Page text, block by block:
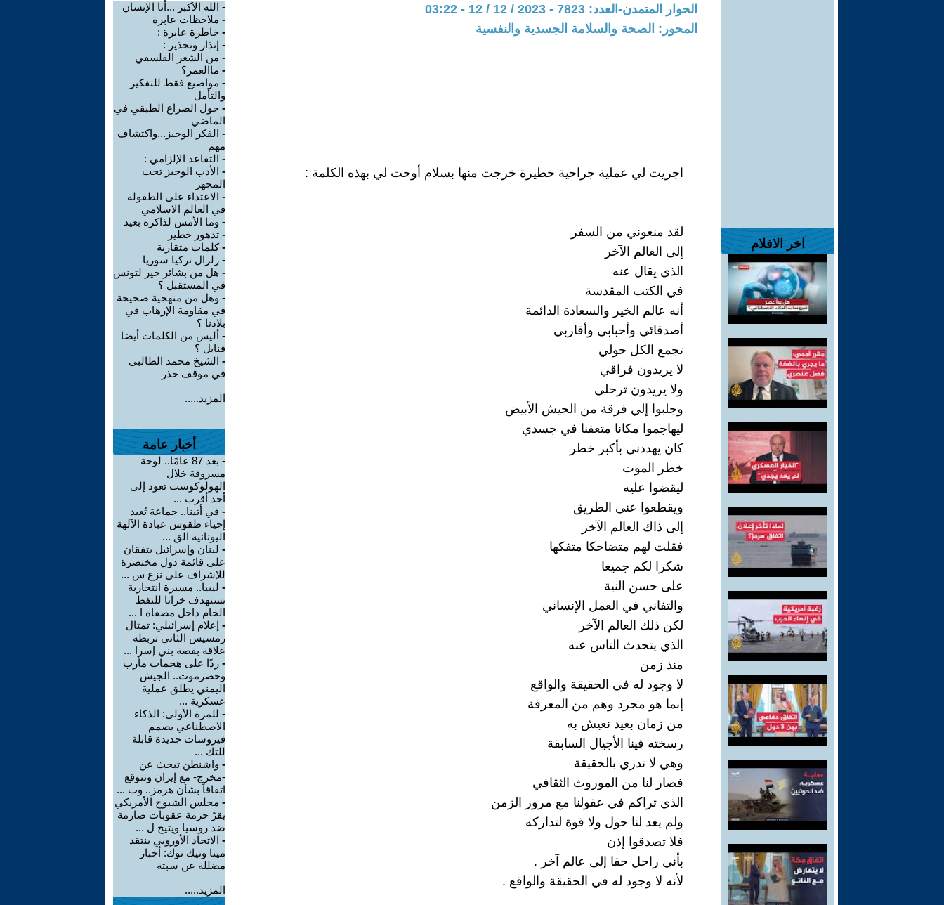
اخر الافلام
الحوار المتمدن-العدد: 7823 - 2023 / 12 / 12 - 03:22
المحور: الصحة والسلامة الجسدية والنفسية
اجريت لي عملية جراحية خطيرة خرجت منها بسلام أوحت لي بهذه الكلمة :
لقد منعوني من السفر
إلى العالم الآخر
الذي يقال عنه
في الكتب المقدسة
أنه عالم الخير والسعادة الدائمة
أصدقائي وأحبابي وأقاربي
تجمع الكل حولي
لا يريدون فراقي
ولا يريدون ترحلي
وجلبوا إلي فرقة من الجيش الأبيض
ليهاجموا مكانا متعفنا في جسدي
كان يهددني بأكبر خطر
خطر الموت
ليقضوا عليه
ويقطعوا عني الطريق
إلى ذاك العالم الآخر
فقلت لهم متضاحكا متفكها
شكرا لكم جميعا
على حسن النية
والتفاني في العمل الإنساني
لكن ذلك العالم الآخر
الذي يتحدث الناس عنه
منذ زمن
لا وجود له في الحقيقة والواقع
إنما هو مجرد وهم من المعرفة
من زمان بعيد نعيش به
رسخته فينا الأجيال السابقة
وهي لا تدري بالحقيقة
فصار لنا من الموروث الثقافي
الذي تراكم في عقولنا مع مرور الزمن
ولم يعد لنا حول ولا قوة لتداركه
فلا تصدقوا إذن
بأني راحل حقا إلى عالم آخر .
لأنه لا وجود له في الحقيقة والواقع .
- الله الأكبر ...أنا الإنسان
- ملاحظات عابرة
- خاطرة عابرة :
- إنذار وتحذير :
- من الشعر الفلسفي
- ماالعمر؟
- مواضيع فقط للتفكير
والتأمل
- حول الصراع الطبقي في
الماضي
- الفكر الوجيز...واكتشاف
مهم
- التقاعد الإلزامي :
- الأدب الوجيز تحت
المجهر
- الاعتداء على الطفولة
في العالم الاسلامي
- وما الأمس لذاكره بعيد
- تدهور خطير
-كلمات متقاربة
- زلزال تركيا سوريا
- هل من بشائر خير لتونس
في المستقبل ؟
- وهل من منهجية صحيحة
في مقاومة الإرهاب في
بلادنا ؟
- أليس من الكلمات أيضا
قنابل ؟
- الشيخ محمد الطالبي
في موقف حذر
المزيد.....
أخبار عامة
-
بعد 87 عامًا.. لوحة
مسروقة خلال
الهولوكوست تعود إلى
أحد أقرب ...
- في أثينا.. جماعة تُعيد
إحياء طقوس عبادة الآلهة
اليونانية الق ...
- لبنان وإسرائيل يتفقان
على قائمة دول مختصرة
للإشراف على نزع س ...
- ليبيا.. مسيرة انتحارية
تستهدف خزانا للنفط
الخام داخل مصفاة ا ...
- إعلام إسرائيلي: تمثال
رمسيس الثاني تربطه
علاقة بقصة بني إسرا ...
- ردًا على هجمات مأرب
وحضرموت.. الجيش
اليمني يطلق عملية
عسكرية ...
- للمرة الأولى: الذكاء
الاصطناعي يصمم
فيروسات جديدة قابلة
للتك ...
- واشنطن تبحث عن
-مخرج- مع إيران وتتوقع
اتفاقاً بشأن هرمز.. وب ...
- مجلس الشيوخ الأمريكي
يقرّ حزمة عقوبات صارمة
ضد روسيا ويتيح ل ...
- الاتحاد الأوروبي ينتقد
ميتا وتيك توك: أخبار
مضللة عن سبتة
المزيد.....